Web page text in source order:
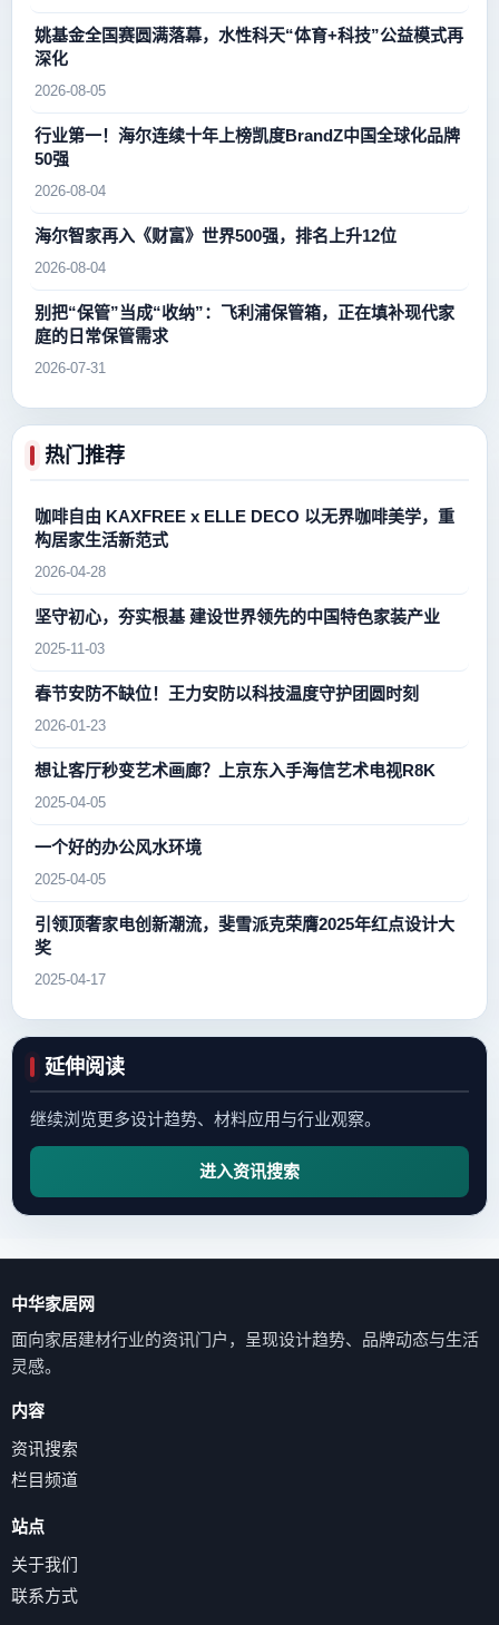
姚基金全国赛圆满落幕，水性科天“体育+科技”公益模式再
深化
2026-08-05
行业第一！海尔连续十年上榜凯度BrandZ中国全球化品牌
50强
2026-08-04
海尔智家再入《财富》世界500强，排名上升12位
2026-08-04
别把“保管”当成“收纳”：飞利浦保管箱，正在填补现代家
庭的日常保管需求
2026-07-31
热门推荐
咖啡自由 KAXFREE x ELLE DECO 以无界咖啡美学，重
构居家生活新范式
2026-04-28
坚守初心，夯实根基 建设世界领先的中国特色家装产业
2025-11-03
春节安防不缺位！王力安防以科技温度守护团圆时刻
2026-01-23
想让客厅秒变艺术画廊？上京东入手海信艺术电视R8K
2025-04-05
一个好的办公风水环境
2025-04-05
引领顶奢家电创新潮流，斐雪派克荣膺2025年红点设计大
奖
2025-04-17
延伸阅读
继续浏览更多设计趋势、材料应用与行业观察。
进入资讯搜索
中华家居网
面向家居建材行业的资讯门户，呈现设计趋势、品牌动态与生活
灵感。
内容
资讯搜索
栏目频道
站点
关于我们
联系方式